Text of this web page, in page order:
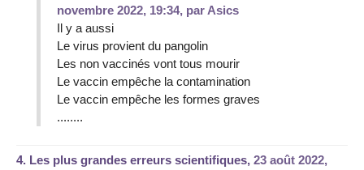
novembre 2022, 19:34, par Asics
Il y a aussi
Le virus provient du pangolin
Les non vaccinés vont tous mourir
Le vaccin empêche la contamination
Le vaccin empêche les formes graves
........
4. Les plus grandes erreurs scientifiques, 23 août 2022,